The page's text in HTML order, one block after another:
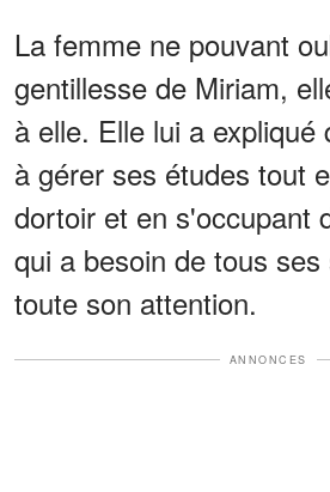
La femme ne pouvant
gentillesse de Miriam,
à elle. Elle lui a expliqué
à gérer ses études tout
dortoir et en s'occupant
qui a besoin de tous
toute son attention.
ANNONCES